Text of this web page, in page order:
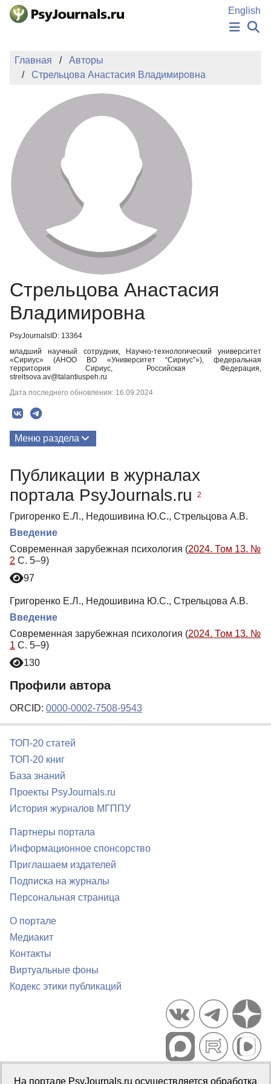
Перейти к основному содержанию
English
ИЗДАНИЯ
АВТОРЫ
ПОДАТЬ РУКОПИСЬ
БАЗА ЗНАНИЙ
КЛЮЧЕВЫЕ СЛОВА
Регистрация
Главная
Авторы
Стрельцова Анастасия Владимировна
Стрельцова Анастасия
Владимировна
PsyJournalsID: 13364
младший научный сотрудник, Научно-технологический университет
«Сириус» (АНОО ВО «Университет “Сириус”»), федеральная
территория Сириус, Российская Федерация,
streltsova.av@talantiuspeh.ru
Дата последнего обновления: 16.09.2024
Меню раздела
Публикации в журналах
портала PsyJournals.ru
2
Григоренко Е.Л., Недошивина Ю.С., Стрельцова А.В.
Введение
Современная зарубежная психология (2024. Том 13. №
2 С. 5–9)
97
Григоренко Е.Л., Недошивина Ю.С., Стрельцова А.В.
Введение
Современная зарубежная психология (2024. Том 13. №
1 С. 5–9)
130
Профили автора
ORCID: 0000-0002-7508-9543
ТОП-20 статей
ТОП-20 книг
База знаний
Проекты PsyJournals.ru
История журналов МГППУ
Партнеры портала
Информационное спонсорство
Приглашаем издателей
Подписка на журналы
Персональная страница
О портале
Медиакит
Контакты
Виртуальные фоны
Кодекс этики публикаций
Портал психологических изданий PsyJournals.ru, 2007–2026
На портале PsyJournals.ru осуществляется обработка